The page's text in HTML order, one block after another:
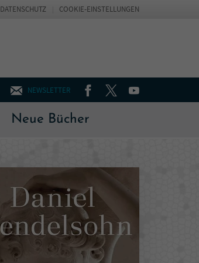
NEWSLETTER FACEBOOKTWITTERYOUTUBE
Neue Bücher
DATENSCHUTZ COOKIE-EINSTELLUNGEN